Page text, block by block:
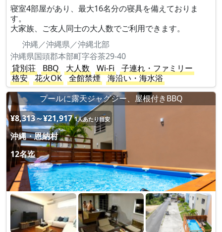
寝室4部屋があり、最大16名分の寝具を備えておりま
す。
大家族、ご友人同士の大人数でご利用できます。
沖縄／沖縄県／沖縄北部
沖縄県国頭郡本部町字谷茶29-40
貸別荘
BBQ 大人数 Wi-Fi
子連れ・ファミリー
格安
花火OK 全館禁煙
海沿い・海水浴
プールに露天ジャグジー、屋根付きBBQ
¥8,313～¥21,917 1人あたり目安
沖縄・恩納村
12名迄